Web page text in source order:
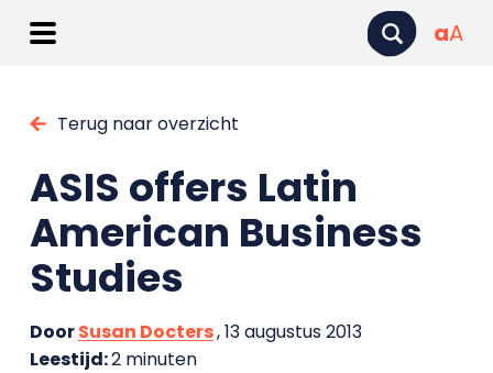
aA
Terug naar overzicht
ASIS offers Latin
American Business
Studies
DoorSusan Docters, 13 augustus 2013
Leestijd:2 minuten